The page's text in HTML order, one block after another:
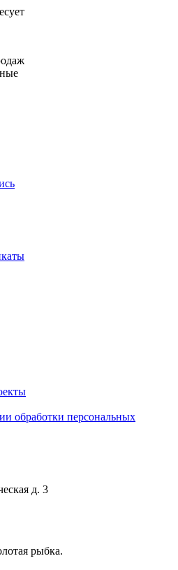
обработки персональных
д. 3
рыбка.